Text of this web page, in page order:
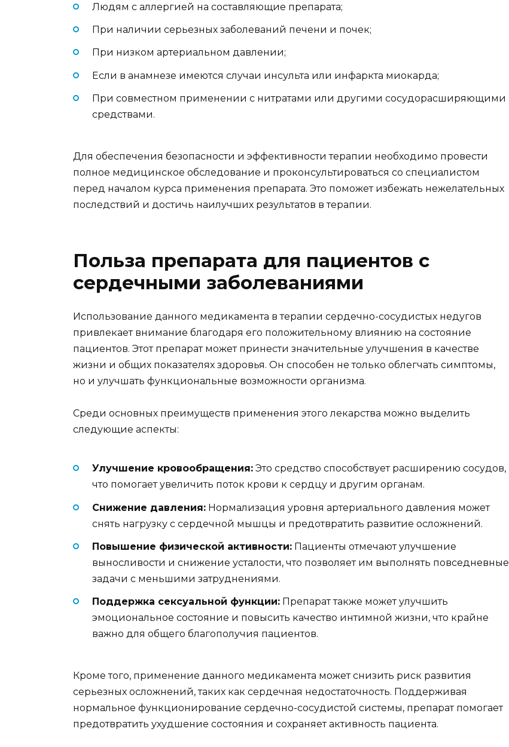
Людям с аллергией на составляющие препарата;
При наличии серьезных заболеваний печени и почек;
При низком артериальном давлении;
Если в анамнезе имеются случаи инсульта или инфаркта миокарда;
При совместном применении с нитратами или другими сосудорасширяющими
средствами.
Для обеспечения безопасности и эффективности терапии необходимо провести
полное медицинское обследование и проконсультироваться со специалистом
перед началом курса применения препарата. Это поможет избежать нежелательных
последствий и достичь наилучших результатов в терапии.
Польза препарата для пациентов с
сердечными заболеваниями
Использование данного медикамента в терапии сердечно-сосудистых недугов
привлекает внимание благодаря его положительному влиянию на состояние
пациентов. Этот препарат может принести значительные улучшения в качестве
жизни и общих показателях здоровья. Он способен не только облегчать симптомы,
но и улучшать функциональные возможности организма.
Среди основных преимуществ применения этого лекарства можно выделить
следующие аспекты:
Улучшение кровообращения: Это средство способствует расширению сосудов,
что помогает увеличить поток крови к сердцу и другим органам.
Снижение давления: Нормализация уровня артериального давления может
снять нагрузку с сердечной мышцы и предотвратить развитие осложнений.
Повышение физической активности: Пациенты отмечают улучшение
выносливости и снижение усталости, что позволяет им выполнять повседневные
задачи с меньшими затруднениями.
Поддержка сексуальной функции: Препарат также может улучшить
эмоциональное состояние и повысить качество интимной жизни, что крайне
важно для общего благополучия пациентов.
Кроме того, применение данного медикамента может снизить риск развития
серьезных осложнений, таких как сердечная недостаточность. Поддерживая
нормальное функционирование сердечно-сосудистой системы, препарат помогает
предотвратить ухудшение состояния и сохраняет активность пациента.